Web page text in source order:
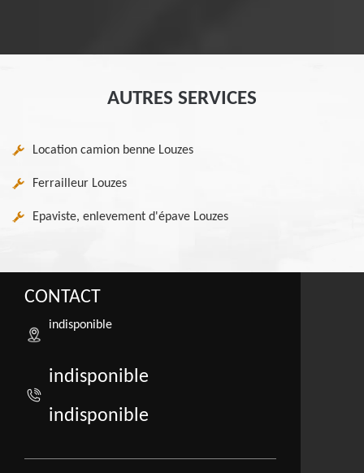
AUTRES SERVICES
Location camion benne Louzes
Ferrailleur Louzes
Epaviste, enlevement d'épave Louzes
CONTACT
indisponible
indisponible
indisponible